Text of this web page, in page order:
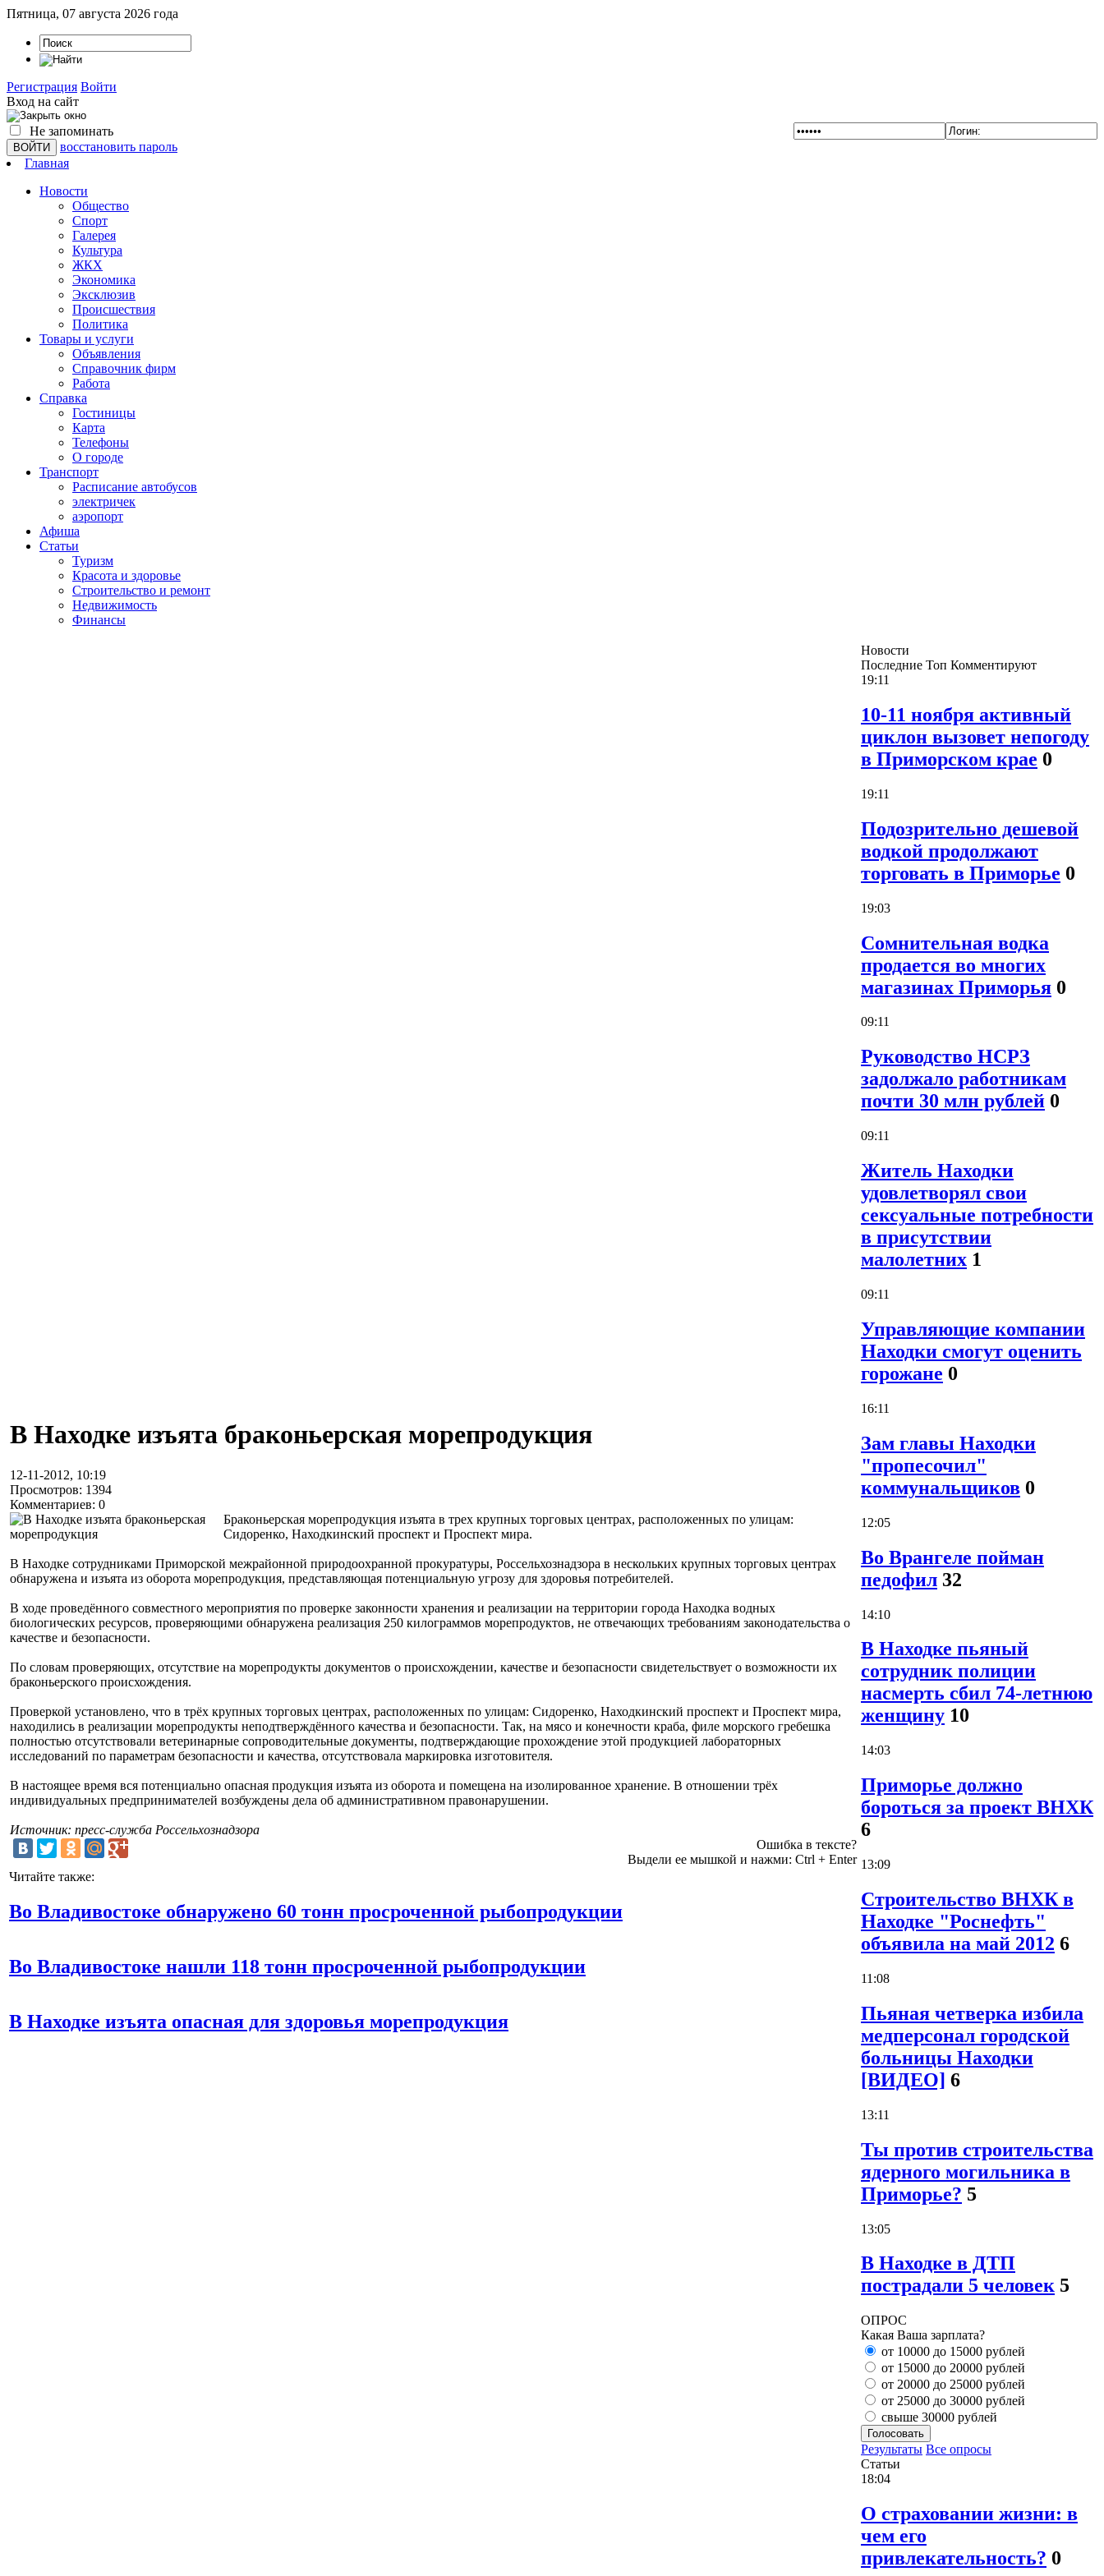
Пятница, 07 августа 2026 года
Регистрация Войти
Вход на сайт
Не запоминать
восстановить пароль
Главная
Новости
Общество
Спорт
Галерея
Культура
ЖКХ
Экономика
Эксклюзив
Проиcшествия
Политика
Товары и услуги
Объявления
Справочник фирм
Работа
Справка
Гостиницы
Карта
Телефоны
О городе
Транспорт
Расписание автобусов
электричек
аэропорт
Афиша
Статьи
Туризм
Красота и здоровье
Строительство и ремонт
Недвижимость
Финансы
В Находке изъята браконьерская морепродукция
12-11-2012, 10:19
Просмотров: 1394
Комментариев: 0
Браконьерская морепродукция изъята в трех крупных торговых центрах, расположенных по улицам:
Сидоренко, Находкинский проспект и Проспект мира.
В Находке сотрудниками Приморской межрайонной природоохранной прокуратуры, Россельхознадзора в нескольких крупных торговых центрах
обнаружена и изъята из оборота морепродукция, представляющая потенциальную угрозу для здоровья потребителей.
В ходе проведённого совместного мероприятия по проверке законности хранения и реализации на территории города Находка водных
биологических ресурсов, проверяющими обнаружена реализация 250 килограммов морепродуктов, не отвечающих требованиям законодательства о
качестве и безопасности.
По словам проверяющих, отсутствие на морепродукты документов о происхождении, качестве и безопасности свидетельствует о возможности их
браконьерского происхождения.
Проверкой установлено, что в трёх крупных торговых центрах, расположенных по улицам: Сидоренко, Находкинский проспект и Проспект мира,
находились в реализации морепродукты неподтверждённого качества и безопасности. Так, на мясо и конечности краба, филе морского гребешка
полностью отсутствовали ветеринарные сопроводительные документы, подтверждающие прохождение этой продукцией лабораторных
исследований по параметрам безопасности и качества, отсутствовала маркировка изготовителя.
В настоящее время вся потенциально опасная продукция изъята из оборота и помещена на изолированное хранение. В отношении трёх
индивидуальных предпринимателей возбуждены дела об административном правонарушении.
Источник: пресс-служба Россельхознадзора
Ошибка в тексте?
Выдели ее мышкой и нажми: Ctrl + Enter
Читайте также:
Во Владивостоке обнаружено 60 тонн просроченной рыбопродукции
Во Владивостоке нашли 118 тонн просроченной рыбопродукции
В Находке изъята опасная для здоровья морепродукция
Новости
Последние Топ Комментируют
19:11
10-11 ноября активный
циклон вызовет непогоду
в Приморском крае 0
19:11
Подозрительно дешевой
водкой продолжают
торговать в Приморье 0
19:03
Сомнительная водка
продается во многих
магазинах Приморья 0
09:11
Руководство НСРЗ
задолжало работникам
почти 30 млн рублей 0
09:11
Житель Находки
удовлетворял свои
сексуальные потребности
в присутствии
малолетних 1
09:11
Управляющие компании
Находки смогут оценить
горожане 0
16:11
Зам главы Находки
"пропесочил"
коммунальщиков 0
12:05
Во Врангеле пойман
педофил 32
14:10
В Находке пьяный
сотрудник полиции
насмерть сбил 74-летнюю
женщину 10
14:03
Приморье должно
бороться за проект ВНХК
6
13:09
Строительство ВНХК в
Находке "Роснефть"
объявила на май 2012 6
11:08
Пьяная четверка избила
медперсонал городской
больницы Находки
[ВИДЕО] 6
13:11
Ты против строительства
ядерного могильника в
Приморье? 5
13:05
В Находке в ДТП
пострадали 5 человек 5
ОПРОС
Какая Ваша зарплата?
от 10000 до 15000 рублей
от 15000 до 20000 рублей
от 20000 до 25000 рублей
от 25000 до 30000 рублей
свыше 30000 рублей
Голосовать
Результаты Все опросы
Статьи
18:04
О страховании жизни: в
чем его
привлекательность? 0